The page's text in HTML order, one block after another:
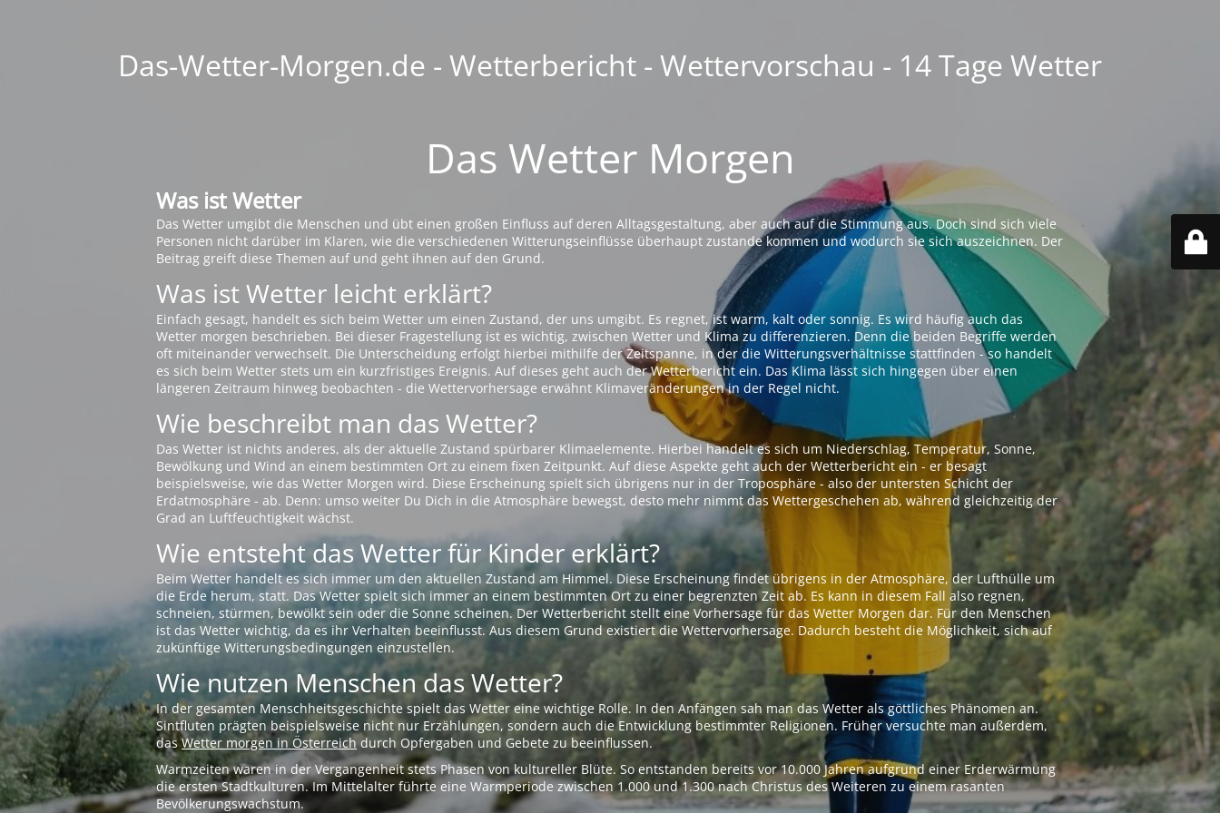
Das-Wetter-Morgen.de - Wetterbericht - Wettervorschau - 14 Tage Wetter
Das Wetter Morgen
Was ist Wetter
Das Wetter umgibt die Menschen und übt einen großen Einfluss auf deren Alltagsgestaltung, aber auch auf die Stimmung aus. Doch sind sich viele
Personen nicht darüber im Klaren, wie die verschiedenen Witterungseinflüsse überhaupt zustande kommen und wodurch sie sich auszeichnen. Der
Beitrag greift diese Themen auf und geht ihnen auf den Grund.
Was ist Wetter leicht erklärt?
Einfach gesagt, handelt es sich beim Wetter um einen Zustand, der uns umgibt. Es regnet, ist warm, kalt oder sonnig. Es wird häufig auch das
Wetter morgen beschrieben. Bei dieser Fragestellung ist es wichtig, zwischen Wetter und Klima zu differenzieren. Denn die beiden Begriffe werden
oft miteinander verwechselt. Die Unterscheidung erfolgt hierbei mithilfe der Zeitspanne, in der die Witterungsverhältnisse stattfinden - so handelt
es sich beim Wetter stets um ein kurzfristiges Ereignis. Auf dieses geht auch der Wetterbericht ein. Das Klima lässt sich hingegen über einen
längeren Zeitraum hinweg beobachten - die Wettervorhersage erwähnt Klimaveränderungen in der Regel nicht.
Wie beschreibt man das Wetter?
Das Wetter ist nichts anderes, als der aktuelle Zustand spürbarer Klimaelemente. Hierbei handelt es sich um Niederschlag, Temperatur, Sonne,
Bewölkung und Wind an einem bestimmten Ort zu einem fixen Zeitpunkt. Auf diese Aspekte geht auch der Wetterbericht ein - er besagt
beispielsweise, wie das Wetter Morgen wird. Diese Erscheinung spielt sich übrigens nur in der Troposphäre - also der untersten Schicht der
Erdatmosphäre - ab. Denn: umso weiter Du Dich in die Atmosphäre bewegst, desto mehr nimmt das Wettergeschehen ab, während gleichzeitig der
Grad an Luftfeuchtigkeit wächst.
Wie entsteht das Wetter für Kinder erklärt?
Beim Wetter handelt es sich immer um den aktuellen Zustand am Himmel. Diese Erscheinung findet übrigens in der Atmosphäre, der Lufthülle um
die Erde herum, statt. Das Wetter spielt sich immer an einem bestimmten Ort zu einer begrenzten Zeit ab. Es kann in diesem Fall also regnen,
schneien, stürmen, bewölkt sein oder die Sonne scheinen. Der Wetterbericht stellt eine Vorhersage für das Wetter Morgen dar. Für den Menschen
ist das Wetter wichtig, da es ihr Verhalten beeinflusst. Aus diesem Grund existiert die Wettervorhersage. Dadurch besteht die Möglichkeit, sich auf
zukünftige Witterungsbedingungen einzustellen.
Wie nutzen Menschen das Wetter?
In der gesamten Menschheitsgeschichte spielt das Wetter eine wichtige Rolle. In den Anfängen sah man das Wetter als göttliches Phänomen an.
Sintfluten prägten beispielsweise nicht nur Erzählungen, sondern auch die Entwicklung bestimmter Religionen. Früher versuchte man außerdem,
dasWetter morgen in Österreichdurch Opfergaben und Gebete zu beeinflussen.
Warmzeiten waren in der Vergangenheit stets Phasen von kultureller Blüte. So entstanden bereits vor 10.000 Jahren aufgrund einer Erderwärmung
die ersten Stadtkulturen. Im Mittelalter führte eine Warmperiode zwischen 1.000 und 1.300 nach Christus des Weiteren zu einem rasanten
Bevölkerungswachstum.